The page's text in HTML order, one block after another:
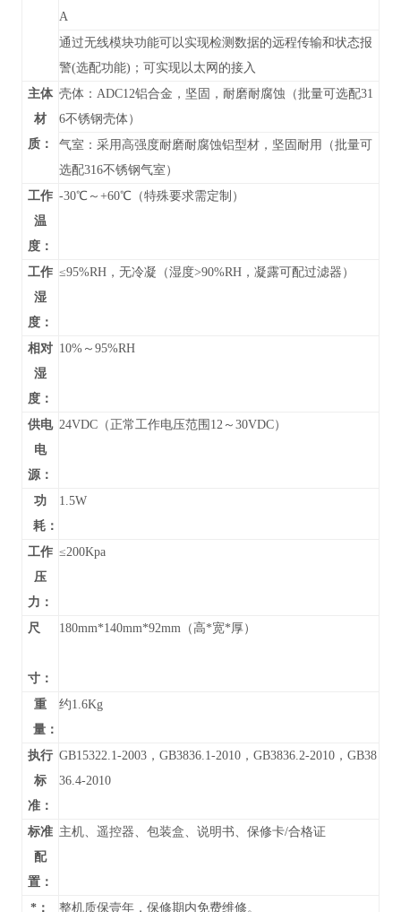
A
通过无线模块功能可以实现检测数据的远程传输和状态报
警(选配功能)；可实现以太网的接入
主体
材
质：
壳体：ADC12铝合金，坚固，耐磨耐腐蚀（批量可选配31
6不锈钢壳体）
气室：采用高强度耐磨耐腐蚀铝型材，坚固耐用（批量可
选配316不锈钢气室）
工作
温
度：
-30℃～+60℃（特殊要求需定制）
工作
湿
度：
≤95%RH，无冷凝（湿度>90%RH，凝露可配过滤器）
相对
湿
度：
10%～95%RH
供电
电
源：
24VDC（正常工作电压范围12～30VDC）
功
耗：
1.5W
工作
压
力：
≤200Kpa
尺
寸：
180mm*140mm*92mm（高*宽*厚）
重
量：
约1.6Kg
执行
标
准：
GB15322.1-2003，GB3836.1-2010，GB3836.2-2010，GB38
36.4-2010
标准
配
置：
主机、遥控器、包装盒、说明书、保修卡/合格证
*： 整机质保壹年，保修期内免费维修。